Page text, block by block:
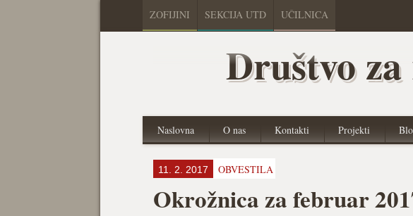
ZOFIJINI SEKCIJA UTD UČILNICA
Društvo
Naslovna O nas Kontakti Projekti
11. 2. 2017 OBVESTILA
Okrožnica za februar